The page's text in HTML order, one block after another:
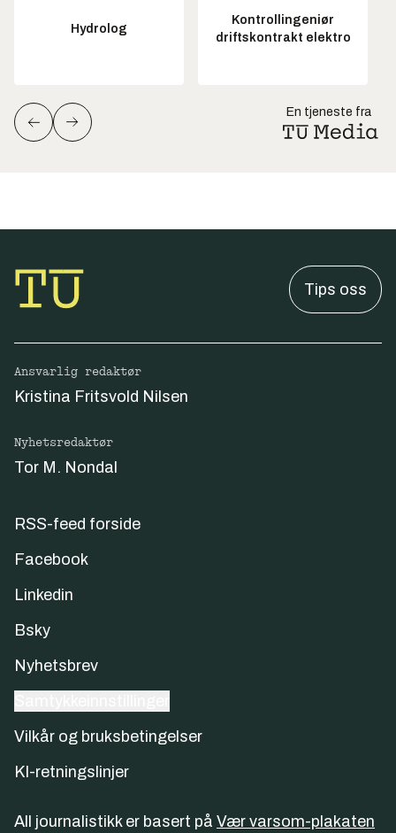
Hydrolog
Kontrollingeniør
driftskontrakt elektro
En tjeneste fra
Tips oss
Ansvarlig redaktør
Kristina Fritsvold Nilsen
Nyhetsredaktør
Tor M. Nondal
RSS-feed forside
Facebook
Linkedin
Bsky
Nyhetsbrev
Vilkår og bruksbetingelser
KI-retningslinjer
All journalistikk er basert på Vær varsom-plakaten